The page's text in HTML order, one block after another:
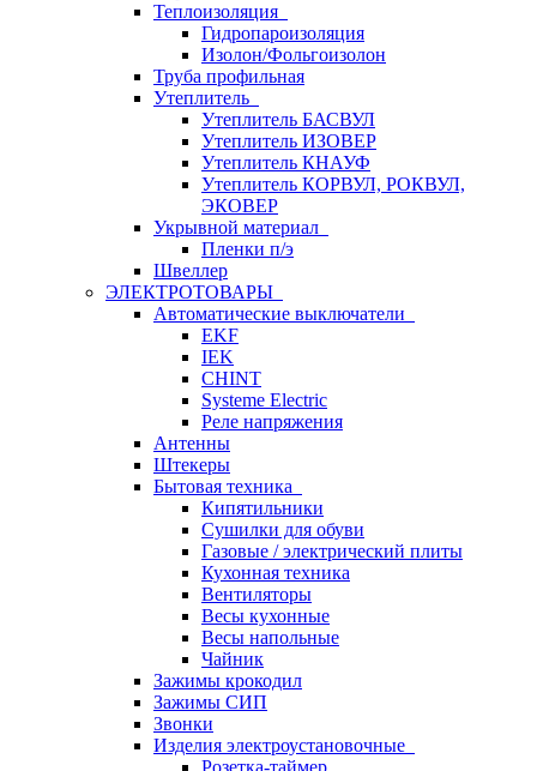
Теплоизоляция
Гидропароизоляция
Изолон/Фольгоизолон
Труба профильная
Утеплитель
Утеплитель БАСВУЛ
Утеплитель ИЗОВЕР
Утеплитель КНАУФ
Утеплитель КОРВУЛ, РОКВУЛ,
ЭКОВЕР
Укрывной материал
Пленки п/э
Швеллер
ЭЛЕКТРОТОВАРЫ
Автоматические выключатели
EKF
IEK
CHINT
Systeme Electric
Реле напряжения
Антенны
Штекеры
Бытовая техника
Кипятильники
Сушилки для обуви
Газовые / электрический плиты
Кухонная техника
Вентиляторы
Весы кухонные
Весы напольные
Чайник
Зажимы крокодил
Зажимы СИП
Звонки
Изделия электроустановочные
Розетка-таймер